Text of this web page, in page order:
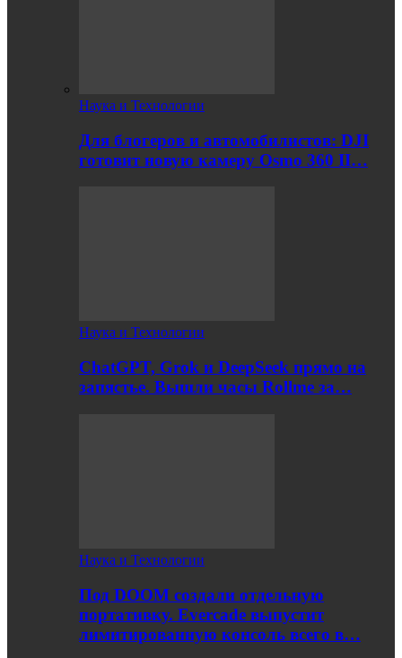
Наука и Технологии
Для блогеров и автомобилистов: DJI
готовит новую камеру Osmo 360 II…
Наука и Технологии
ChatGPT, Grok и DeepSeek прямо на
запястье. Вышли часы Rollme за…
Наука и Технологии
Под DOOM создали отдельную
портативку. Evercade выпустит
лимитированную консоль всего в…